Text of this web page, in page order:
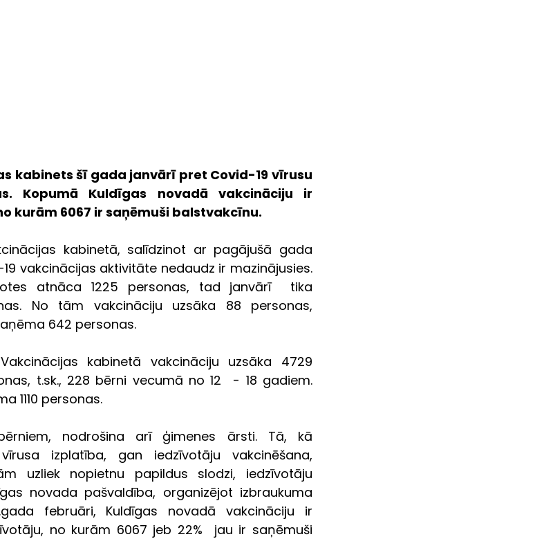
kabinets šī gada janvārī pret Covid-19 vīrusu
Kopumā Kuldīgas novadā vakcināciju ir
kurām 6067 ir saņēmuši balstvakcīnu.
kabinetā, salīdzinot ar pagājušā gada
vakcinācijas aktivitāte nedaudz ir mazinājusies.
atnāca 1225 personas, tad janvārī  tika
No tām vakcināciju uzsāka 88 personas,
642 personas.
kabinetā vakcināciju uzsāka 4729
t.sk., 228 bērni vecumā no 12  - 18 gadiem.
1110 personas.
nodrošina arī ģimenes ārsti. Tā, kā
izplatība, gan iedzīvotāju vakcinēšana,
uzliek nopietnu papildus slodzi, iedzīvotāju
novada pašvaldība, organizējot izbraukuma
februāri,
Kuldīgas novadā vakcināciju ir
no kurām 6067 jeb 22%  jau ir saņēmuši